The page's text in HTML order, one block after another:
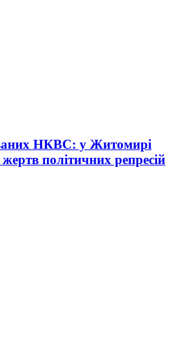
НКВС: у Житомирі
політичних репресій